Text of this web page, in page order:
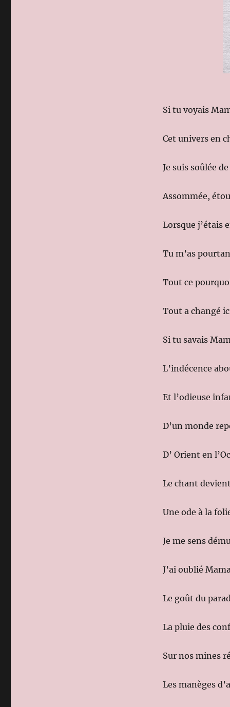
Si tu voyais
Cet univers en
Je suis soûlée
Assommée,
Lorsque j’étais
Tu m’as
Tout ce
Tout a changé
Si tu savais
L’indécence
Et l’odieuse
D’un monde
D’ Orient en
Le chant
Une ode à la
Je me sens
J’ai oublié
Le goût du
La pluie des
Sur nos mines
Les manèges